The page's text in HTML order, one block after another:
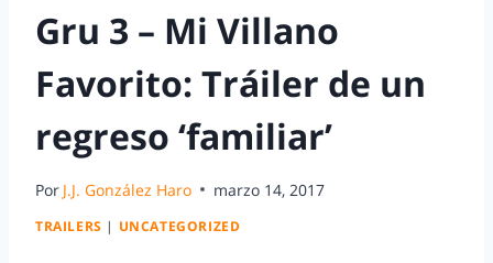
Gru 3 – Mi Villano
Favorito: Tráiler de un
regreso ‘familiar’
Por J.J. González Haro marzo 14, 2017
TRAILERS | UNCATEGORIZED